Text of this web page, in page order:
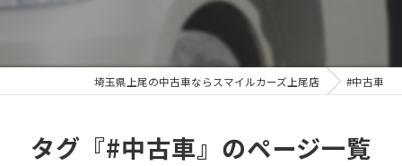
埼玉県上尾の中古車ならスマイルカーズ上尾店 #中古車
タグ『#中古車』のページ一覧